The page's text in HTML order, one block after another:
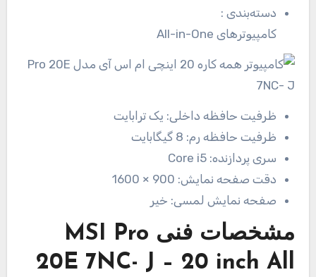
دسته‌بندی:
کامپیوترهای All-in-One
ظرفیت حافظه داخلی: یک ترابایت
ظرفیت حافظه رم: 8 گیگابایت
سری پردازنده: Core i5
دقت صفحه نمایش: 900 × 1600
صفحه نمایش لمسی: خیر
مشخصات فنی MSI Pro
20E 7NC- J – 20 inch All